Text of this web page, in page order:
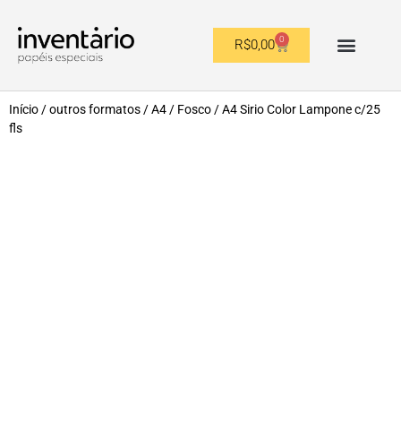
R$0,00 0
Início /outros formatos /A4 / Fosco / A4 Sirio Color Lampone c/25
fls